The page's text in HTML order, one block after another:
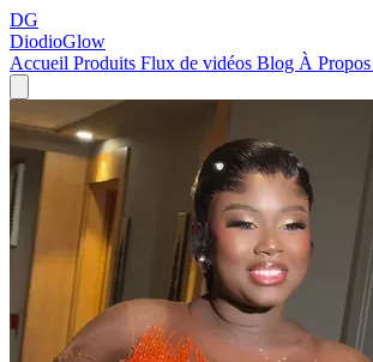
DG
DiodioGlow
Accueil Produits Flux de vidéos Blog À Propos